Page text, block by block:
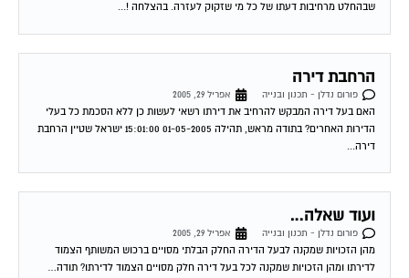
שבהחלט מרחיבות דעתו של כל מי שזקוק לעזרה. בהצלחה !...
הרחבת דירה
פורום נדלן - תכנון ובנייה
אפריל 29, 2005
האם בעל דירה המבקש להרחיב את דירתו רשאי לעשות כן ללא הסכמת כל בעלי
הדירות האחרים? בתודה מראש, תהילה 01-05-2005 15:01:00 ישראל שטיין הרחבת
דירה...
ועוד שאלה…
פורום נדלן - תכנון ובנייה
אפריל 29, 2005
מהן הזכויות שמקנה לבעל הדירה החלק הבלתי מסויים ברכוש המשותף הצמוד
לדירתו ומהן הזכויות שמקנה לכל בעל דירה חלק מסויים הצמוד לדירתו? תודה…